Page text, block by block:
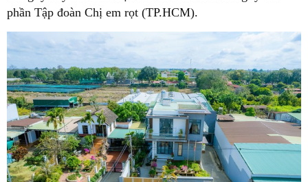
phần Tập đoàn Chị em rọt (TP.HCM).